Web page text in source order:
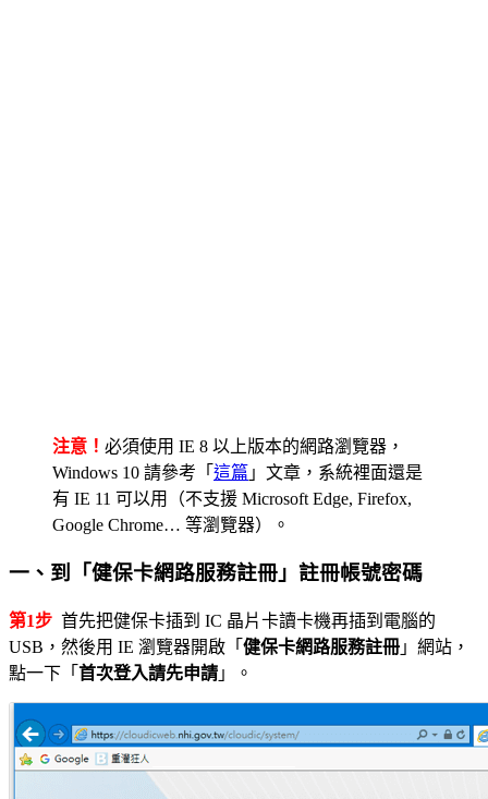
注意！ 必須使用 IE 8 以上版本的網路瀏覽器，
Windows 10 請參考「 這篇 」文章，系統裡面還是
有 IE 11 可以用（不支援 Microsoft Edge, Firefox,
Google Chrome… 等瀏覽器）。
一、到「健保卡網路服務註冊」註冊帳號密碼
第1步 首先把健保卡插到 IC 晶片卡讀卡機再插到電腦的
USB，然後用 IE 瀏覽器開啟「 健保卡網路服務註冊 」網站，
點一下「 首次登入請先申請 」。